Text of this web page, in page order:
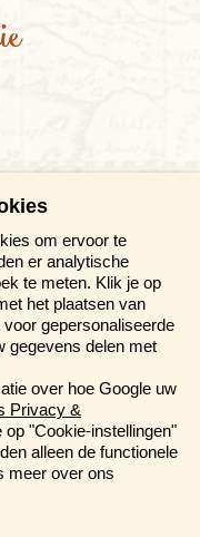
om ervoor te
er analytische
te meten. Klik je op
het plaatsen van
gepersonaliseerde
gegevens delen met
over hoe Google uw
Privacy &
op "Cookie-instellingen"
alleen de functionele
meer over ons